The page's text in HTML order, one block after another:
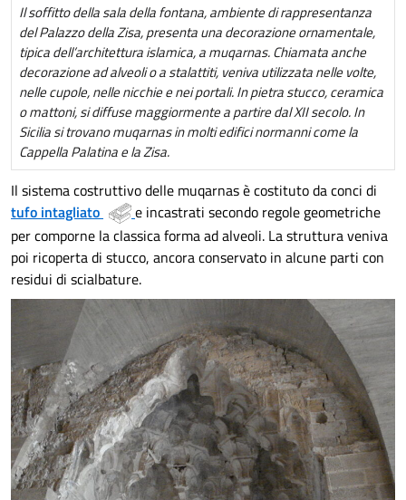
Il soffitto della sala della fontana, ambiente di rappresentanza
del Palazzo della Zisa, presenta una decorazione ornamentale,
tipica dell’architettura islamica, a muqarnas. Chiamata anche
decorazione ad alveoli o a stalattiti, veniva utilizzata nelle volte,
nelle cupole, nelle nicchie e nei portali. In pietra stucco, ceramica
o mattoni, si diffuse maggiormente a partire dal XII secolo. In
Sicilia si trovano muqarnas in molti edifici normanni come la
Cappella Palatina e la Zisa.
Il sistema costruttivo delle muqarnas è costituto da conci di
tufo intagliato
e incastrati secondo regole geometriche
per comporne la classica forma ad alveoli. La struttura veniva
poi ricoperta di stucco, ancora conservato in alcune parti con
residui di scialbature.